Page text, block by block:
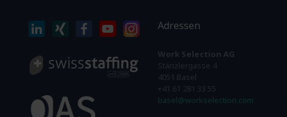
Adressen
Work Selection AG
Stänzlergasse 4
4051 Basel
+41 61 281 33 55
basel@workselection.com